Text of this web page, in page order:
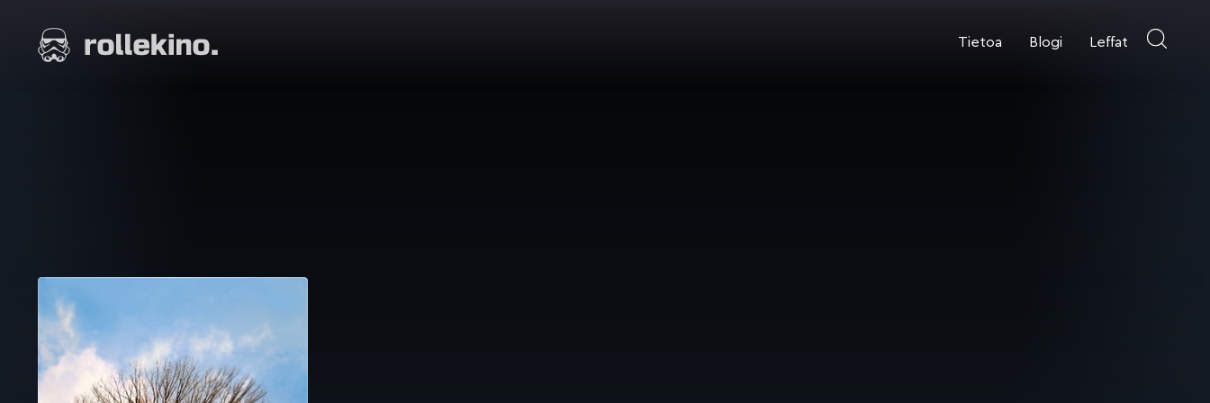
suoraan
sisältöön
Elokuvat ja elokuva-arviot | Rollekino.fi
Tietoa Blogi Leffat